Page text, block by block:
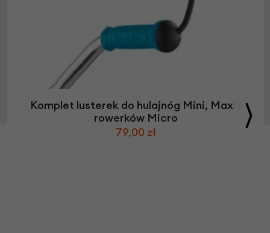
Komplet lusterek do hulajnóg Mini, Maxi i
rowerków Micro
79,00 zł